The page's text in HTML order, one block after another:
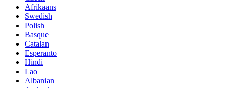
Afrikaans
Swedish
Polish
Basque
Catalan
Esperanto
Hindi
Lao
Albanian